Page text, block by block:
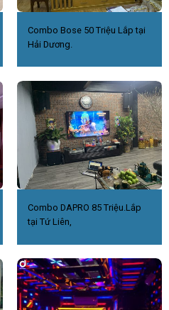
Combo Bose 50 Triệu Lắp tại
Hải Dương.
Combo DAPRO 85 Triệu.Lắp
tại Tứ Liên,